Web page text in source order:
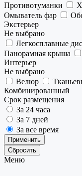
Противотуманки
Омыватель фар
Экстерьер
Не выбрано
Легкосплавные
Панорамная крыша
Интерьер
Не выбрано
Велюр
Комбинированный
Срок размещения
За 24 часа
За 7 дней
За все время
Применить
Сбросить
Меню